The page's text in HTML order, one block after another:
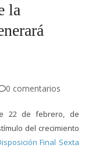
la
0 comentarios
22 de febrero, de
del crecimiento
Final Sexta